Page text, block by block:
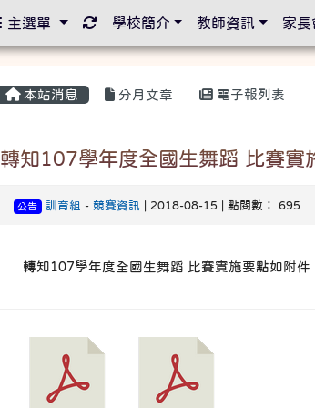
本站消息 分月文章 電子報列表
轉知107學年度全國生舞蹈 比賽實
公告 訓育組 - 競賽資訊| 2018-08-15 | 點閱數： 695
轉知107學年度全國生舞蹈 比賽實施要點如附件
主選單 重新取得佈景設定
學校簡介 教師資訊 家長